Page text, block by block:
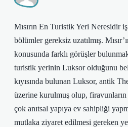
Mısırın En Turistik Yeri Neresidir
bölümler gereksiz uzatılmış.
konusunda farklı görüşler
turistik yerinin Luksor olduğunu
kıyısında bulunan Luksor, antik
üzerine kurulmuş olup, firavunların
çok anıtsal yapıya ev sahipliği
mutlaka ziyaret edilmesi gereken